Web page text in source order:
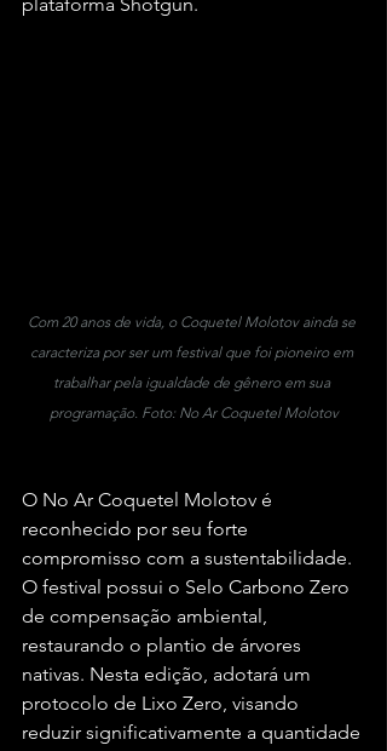
Com 20 anos de vida, o Coquetel Molotov ainda se
caracteriza por ser um festival que foi pioneiro em
trabalhar pela igualdade de gênero em sua
programação. Foto: No Ar Coquetel Molotov
O No Ar Coquetel Molotov é
reconhecido por seu forte
compromisso com a sustentabilidade.
O festival possui o Selo Carbono Zero
de compensação ambiental,
restaurando o plantio de árvores
nativas. Nesta edição, adotará um
protocolo de Lixo Zero, visando
reduzir significativamente a quantidade